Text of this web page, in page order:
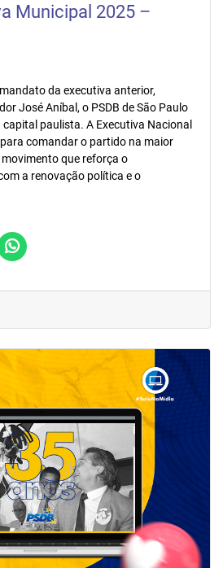
Municipal 2025 –
da executiva anterior,
José Aníbal, o PSDB de São Paulo
paulista. A Executiva Nacional
comandar o partido na maior
que reforça o
a renovação política e o